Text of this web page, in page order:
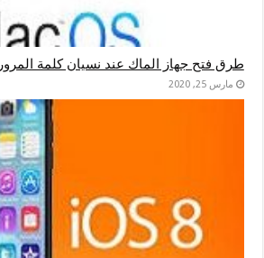
طرق فتح جهاز الماك عند نسيان كلمة المرور
مارس 25, 2020